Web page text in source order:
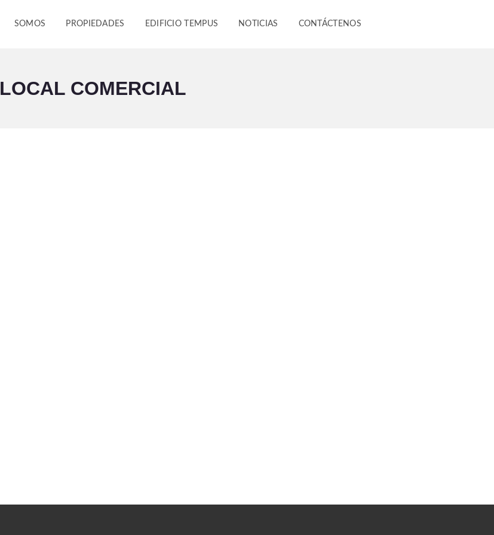
SOMOS PROPIEDADES EDIFICIO TEMPUS NOTICIAS CONTÁCTENOS
LOCAL COMERCIAL